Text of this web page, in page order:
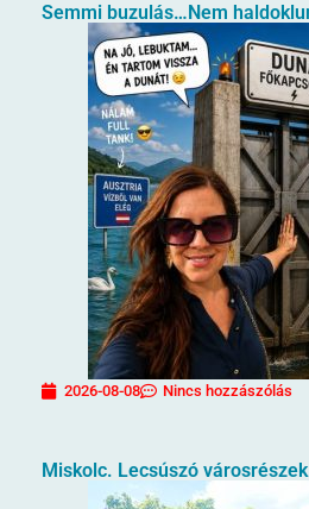
Semmi buzulás…Nem
2026-08-08 Nincs hozzászólás
Miskolc. Lecsúszó